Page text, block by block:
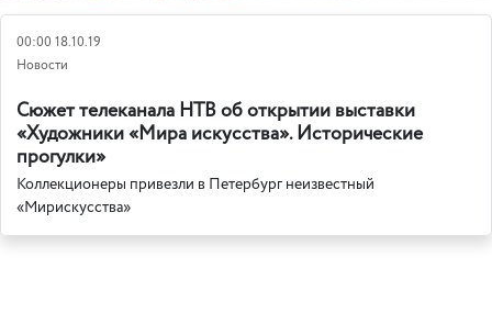
00:00 18.10.19
Новости
Сюжет телеканала НТВ об открытии выставки
«Художники «Мира искусства». Исторические
прогулки»
Коллекционеры привезли в Петербург неизвестный
«Мирискусства»